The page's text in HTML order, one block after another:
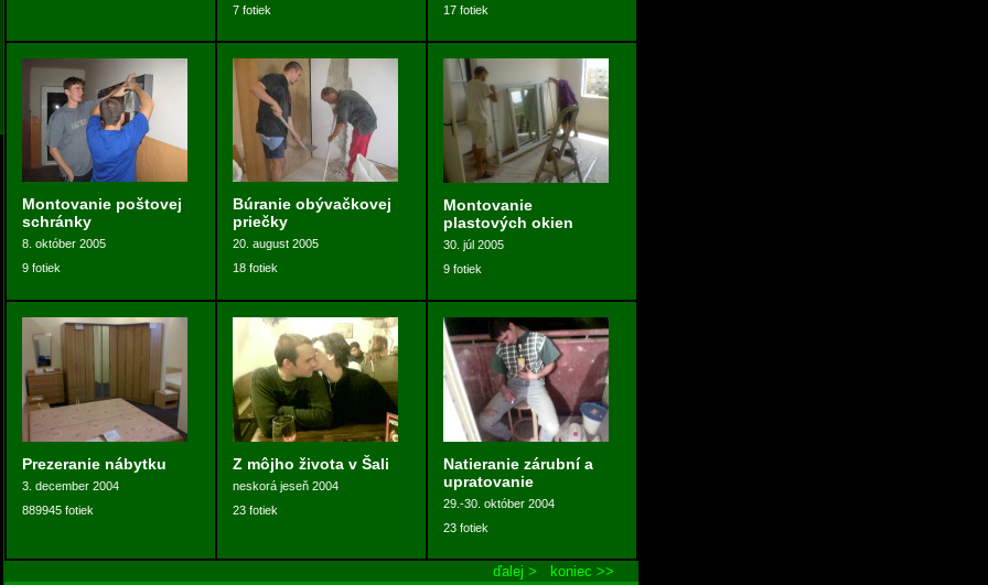
7 fotiek
17 fotiek
Montovanie poštovej
schránky
8. október 2005
9 fotiek
Búranie obývačkovej
priečky
20. august 2005
18 fotiek
Montovanie
plastových okien
30. júl 2005
9 fotiek
Prezeranie nábytku
3. december 2004
889945 fotiek
Z môjho života v Šali
neskorá jeseň 2004
23 fotiek
Natieranie zárubní a
upratovanie
29.-30. október 2004
23 fotiek
ďalej >
koniec >>